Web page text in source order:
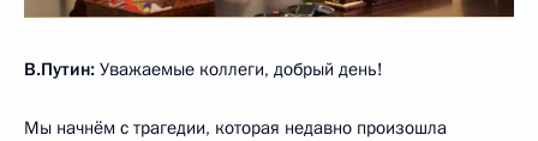
В.Путин: Уважаемые коллеги, добрый день!
Мы начнём с трагедии, которая недавно произошла